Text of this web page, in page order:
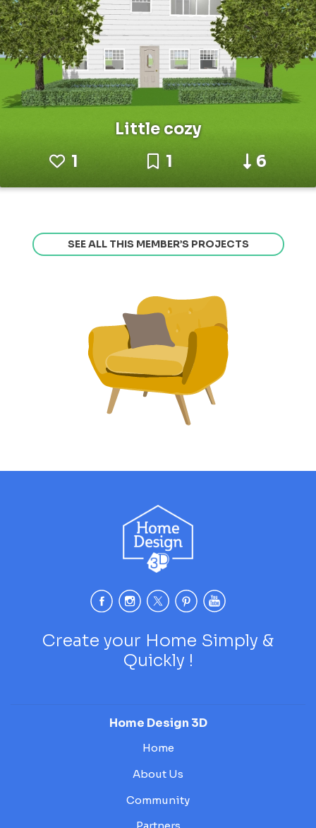
Little cozy
1
1 6
SEE ALL THIS MEMBER’S PROJECTS
Create your Home Simply &
Quickly !
Home Design 3D
Home
About Us
Community